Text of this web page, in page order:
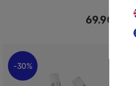
69.90 €
30%